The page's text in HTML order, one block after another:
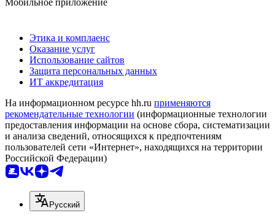
Этика и комплаенс
Оказание услуг
Использование сайтов
Защита персональных данных
ИТ аккредитация
На информационном ресурсе hh.ru применяются
рекомендательные технологии (информационные технологии
предоставления информации на основе сбора, систематизации
и анализа сведений, относящихся к предпочтениям
пользователей сети «Интернет», находящихся на территории
Российской Федерации)
Русский